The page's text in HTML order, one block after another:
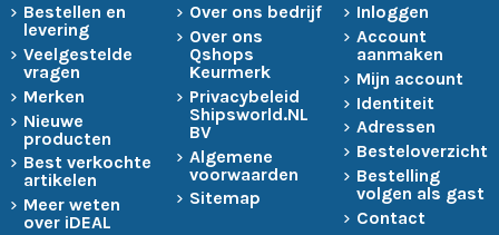
Bestellen en
levering
Veelgestelde
vragen
Merken
Nieuwe
producten
Best verkochte
artikelen
Meer weten
over iDEAL
Over ons bedrijf
Over ons
Qshops
Keurmerk
Privacybeleid
Shipsworld.NL
BV
Algemene
voorwaarden
Sitemap
Inloggen
Account
aanmaken
Mijn account
Identiteit
Adressen
Besteloverzicht
Bestelling
volgen als gast
Contact